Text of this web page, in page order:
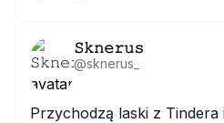
𝚂𝚔𝚗𝚎𝚛𝚞𝚜
@sknerus_
Przychodzą laski z